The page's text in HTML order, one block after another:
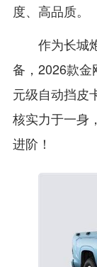
度、高品质。
作为长城
备，2026款金
元级自动挡皮
核实力于一身
进阶！